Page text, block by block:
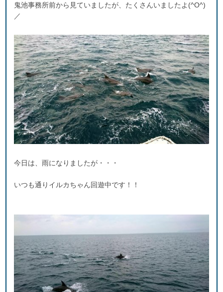
鬼池事務所前から見ていましたが、たくさんいましたよ(^O^)
／
今日は、雨になりましたが・・・
いつも通りイルカちゃん回遊中です！！